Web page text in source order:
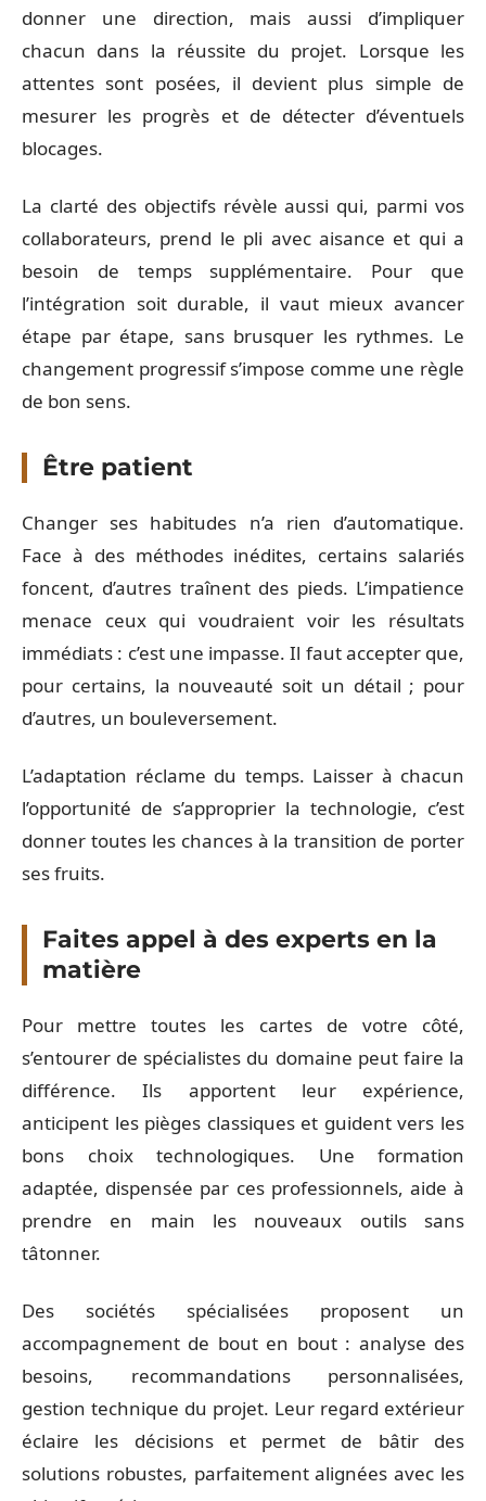
donner une direction, mais aussi d’impliquer
chacun dans la réussite du projet. Lorsque les
attentes sont posées, il devient plus simple de
mesurer les progrès et de détecter d’éventuels
blocages.
La clarté des objectifs révèle aussi qui, parmi vos
collaborateurs, prend le pli avec aisance et qui a
besoin de temps supplémentaire. Pour que
l’intégration soit durable, il vaut mieux avancer
étape par étape, sans brusquer les rythmes. Le
changement progressif s’impose comme une règle
de bon sens.
Être patient
Changer ses habitudes n’a rien d’automatique.
Face à des méthodes inédites, certains salariés
foncent, d’autres traînent des pieds. L’impatience
menace ceux qui voudraient voir les résultats
immédiats : c’est une impasse. Il faut accepter que,
pour certains, la nouveauté soit un détail ; pour
d’autres, un bouleversement.
L’adaptation réclame du temps. Laisser à chacun
l’opportunité de s’approprier la technologie, c’est
donner toutes les chances à la transition de porter
ses fruits.
Faites appel à des experts en la
matière
Pour mettre toutes les cartes de votre côté,
s’entourer de spécialistes du domaine peut faire la
différence. Ils apportent leur expérience,
anticipent les pièges classiques et guident vers les
bons choix technologiques. Une formation
adaptée, dispensée par ces professionnels, aide à
prendre en main les nouveaux outils sans
tâtonner.
Des sociétés spécialisées proposent un
accompagnement de bout en bout : analyse des
besoins, recommandations personnalisées,
gestion technique du projet. Leur regard extérieur
éclaire les décisions et permet de bâtir des
solutions robustes, parfaitement alignées avec les